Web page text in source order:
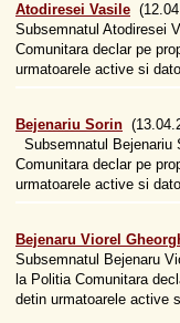
Atodiresei Vasile
Subsemnatul Atodiresei
Comunitara declar pe
urmatoarele active si
Bejenariu Sorin
Subsemnatul
Comunitara declar pe
urmatoarele active si
Bejenaru Viorel
Subsemnatul Bejenaru
la Politia Comunitara
detin urmatoarele active